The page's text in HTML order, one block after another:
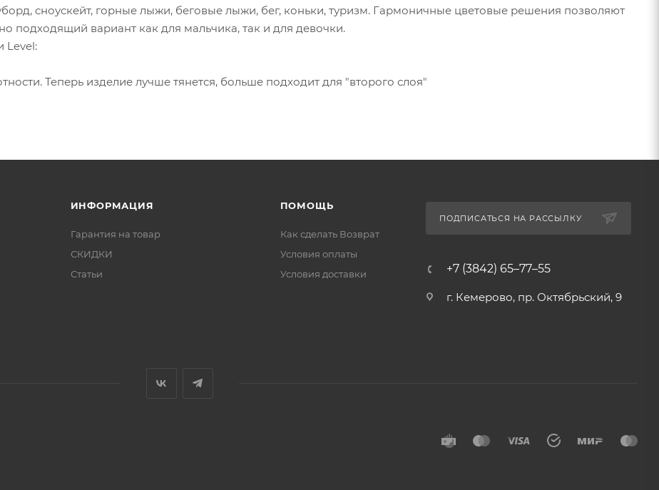
сноускейт, горные лыжи, беговые лыжи, бег, коньки, туризм. Гармоничные цветовые решения позволяют
подходящий вариант как для мальчика, так и для девочки.
Level:
Теперь изделие лучше тянется, больше подходит для "второго слоя"
ИНФОРМАЦИЯ
Гарантия на товар
СКИДКИ
Статьи
ПОМОЩЬ
Как сделать Возврат
Условия оплаты
Условия доставки
ПОДПИСАТЬСЯ НА РАССЫЛКУ
+7 (3842) 65–77–55
г. Кемерово, пр. Октябрьский, 9